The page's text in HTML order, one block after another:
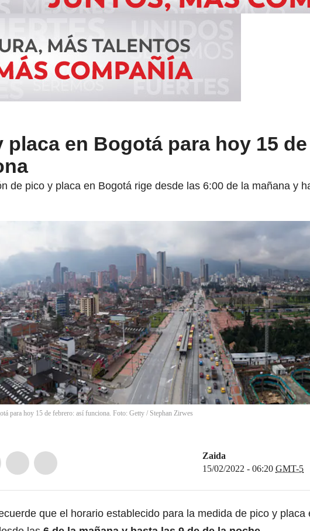
placa en Bogotá para hoy 15
de pico y placa en Bogotá rige desde las 6:00 de la mañana y
para hoy 15 de febrero: así funciona. Foto: Getty / Stephan Zirwes
Zaida
15/02/2022 - 06:20 GMT-5
que el horario establecido para la medida de pico y placa